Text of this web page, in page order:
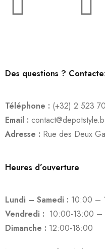
Des questions ?
Téléphone : (+32) 2 523
Email :
Adresse : Rue des Deux
Heures d’ouverture
Lundi – Samedi : 10:00 –
Vendredi : 10:00-13:00 –
Dimanche : 12:00-18:00